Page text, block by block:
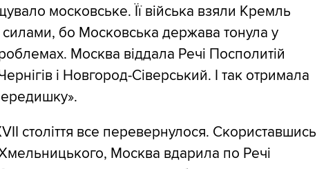
московське. Її війська взяли Кремль
бо Московська держава тонула у
Москва віддала Речі Посполитій
і Новгород-Сіверський. І так отримала
століття все перевернулося. Скориставшись
Москва вдарила по Речі